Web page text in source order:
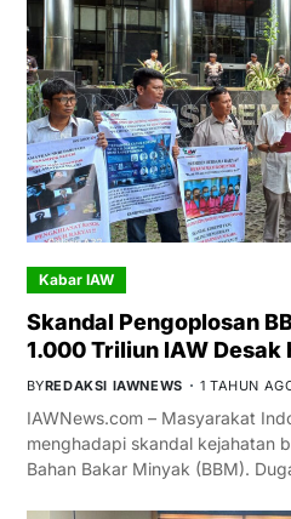
Kabar IAW
Skandal Pengoplosan
1.000 Triliun IAW Desak
BYREDAKSI IAWNEWS 1 TAHUN
IAWNews.com – Masyarakat
menghadapi skandal kejahatan
Bahan Bakar Minyak (BBM).